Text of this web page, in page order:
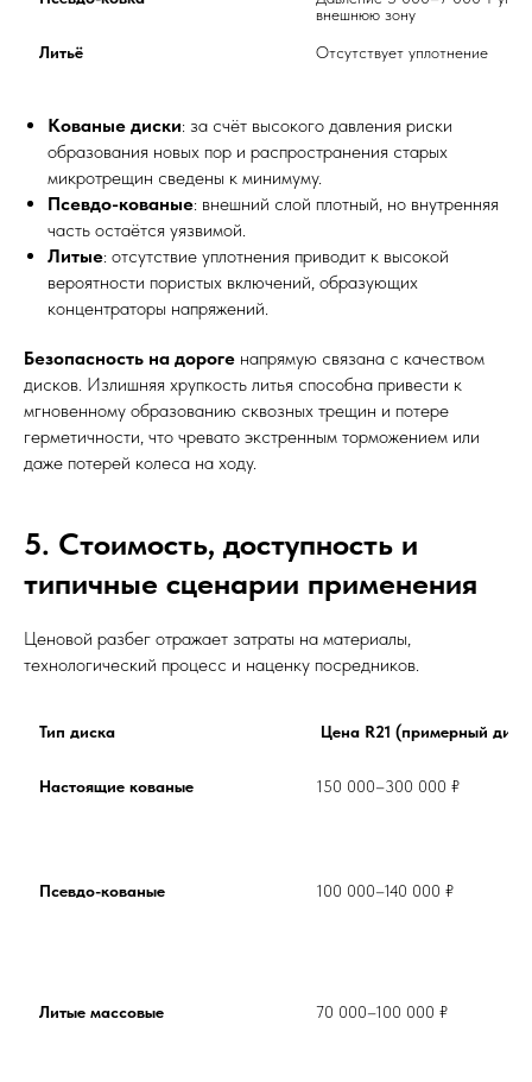
Литьё
Кованые диски: за счёт высокого давления риски
образования новых пор и распространения старых
микротрещин сведены к минимуму.
Псевдо-кованые: внешний слой плотный, но внутренняя
часть остаётся уязвимой.
Литые: отсутствие уплотнения приводит к высокой
вероятности пористых включений, образующих
концентраторы напряжений.
Безопасность на дороге напрямую связана с качеством
дисков. Излишняя хрупкость литья способна привести к
мгновенному образованию сквозных трещин и потере
герметичности, что чревато экстренным торможением или
даже потерей колеса на ходу.
5. Стоимость, доступность и
типичные сценарии применения
Ценовой разбег отражает затраты на материалы,
технологический процесс и наценку посредников.
Тип диска Цена R21 (примерный
Настоящие кованые
Псевдо-кованые
Литые массовые